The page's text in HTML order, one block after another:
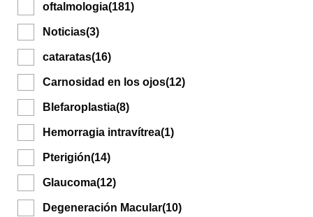
oftalmologia(181)
Noticias(3)
cataratas(16)
Carnosidad en los ojos(12)
Blefaroplastia(8)
Hemorragia intravítrea(1)
Pterigión(14)
Glaucoma(12)
Degeneración Macular(10)